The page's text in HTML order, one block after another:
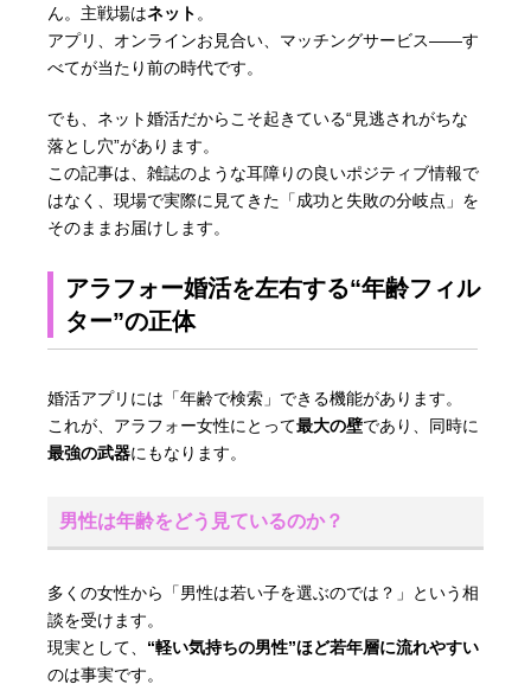
ん。主戦場はネット 。
アプリ、オンラインお見合い、マッチングサービス――す
べてが当たり前の時代です。
でも、ネット婚活だからこそ起きている“見逃されがちな
落とし穴”があります。
この記事は、雑誌のような耳障りの良いポジティブ情報で
はなく、現場で実際に見てきた「成功と失敗の分岐点」を
そのままお届けします。
アラフォー婚活を左右する“年齢フィル
ター”の正体
婚活アプリには「年齢で検索」できる機能があります。
これが、アラフォー女性にとって最大の壁であり、同時に
最強の武器にもなります。
男性は年齢をどう見ているのか？
多くの女性から「男性は若い子を選ぶのでは？」という相
談を受けます。
現実として、 “軽い気持ちの男性”ほど若年層に流れやすい
のは事実です。